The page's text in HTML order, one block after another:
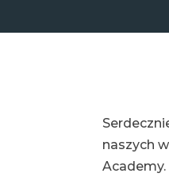
naszych
Academy.